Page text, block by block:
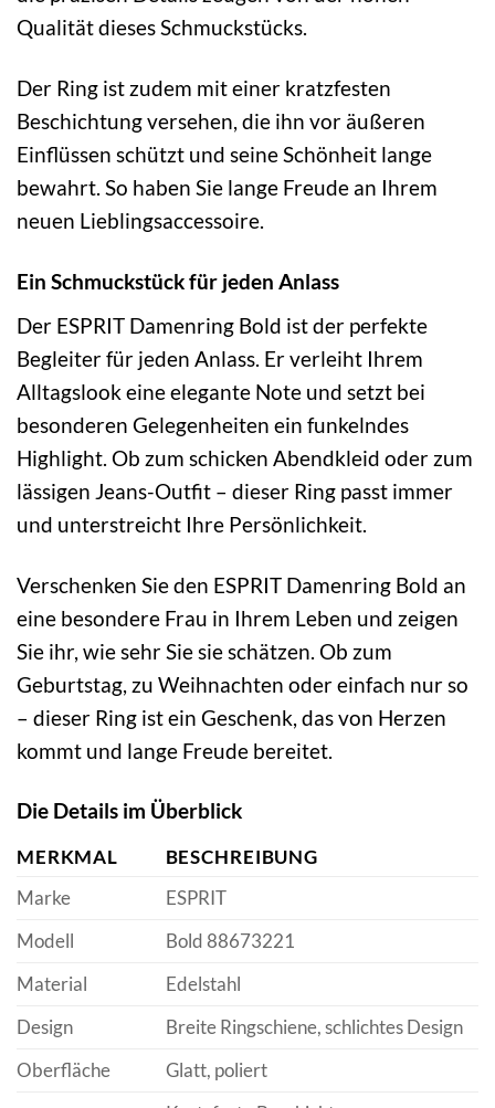
Qualität dieses Schmuckstücks.
Der Ring ist zudem mit einer kratzfesten
Beschichtung versehen, die ihn vor äußeren
Einflüssen schützt und seine Schönheit lange
bewahrt. So haben Sie lange Freude an Ihrem
neuen Lieblingsaccessoire.
Ein Schmuckstück für jeden Anlass
Der ESPRIT Damenring Bold ist der perfekte
Begleiter für jeden Anlass. Er verleiht Ihrem
Alltagslook eine elegante Note und setzt bei
besonderen Gelegenheiten ein funkelndes
Highlight. Ob zum schicken Abendkleid oder zum
lässigen Jeans-Outfit – dieser Ring passt immer
und unterstreicht Ihre Persönlichkeit.
Verschenken Sie den ESPRIT Damenring Bold an
eine besondere Frau in Ihrem Leben und zeigen
Sie ihr, wie sehr Sie sie schätzen. Ob zum
Geburtstag, zu Weihnachten oder einfach nur so
– dieser Ring ist ein Geschenk, das von Herzen
kommt und lange Freude bereitet.
Die Details im Überblick
MERKMAL
BESCHREIBUNG
Marke
ESPRIT
Modell
Bold 88673221
Material
Edelstahl
Design
Breite Ringschiene, schlichtes Design
Oberfläche
Glatt, poliert